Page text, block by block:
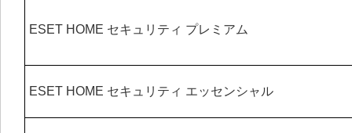
ESET HOME セキュリティ プレミアム
ESET HOME セキュリティ エッセンシャル